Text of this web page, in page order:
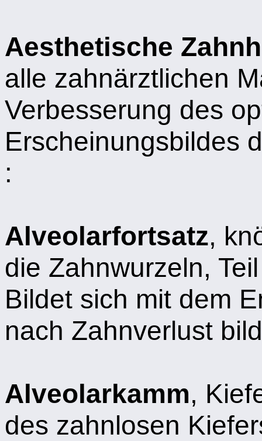
Aesthetische
alle zahnärztlichen
Verbesserung des
Erscheinungsbildes
:
Alveolarfortsatz,
die Zahnwurzeln,
Bildet sich mit dem
nach Zahnverlust
Alveolarkamm,
des zahnlosen